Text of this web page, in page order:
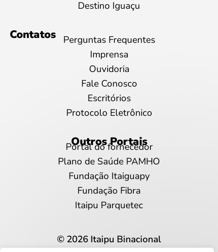
Destino Iguaçu
Contatos
Perguntas Frequentes
Imprensa
Ouvidoria
Fale Conosco
Escritórios
Protocolo Eletrônico
Outros Portais
Portal do fornecedor
Plano de Saúde PAMHO
Fundação Itaiguapy
Fundação Fibra
Itaipu Parquetec
© 2026 Itaipu Binacional